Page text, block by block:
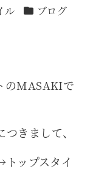
ル カテゴリー
ブログ
のMASAKIで
きまして、
ップスタイ